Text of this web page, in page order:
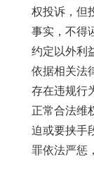
权投诉，但
事实，不得
约定以外利
依据相关法
存在违规行
正常合法维
迫或要挟手
罪依法严惩